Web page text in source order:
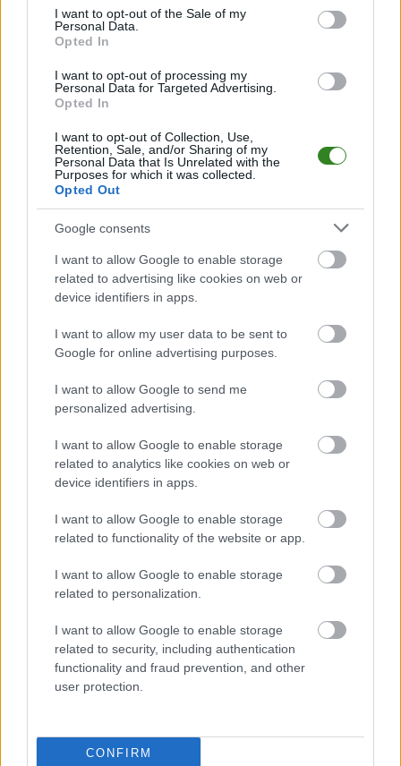
consent section.
I want to opt-out of the Sale of my
Personal Data.
Opted In
I want to opt-out of processing my
Personal Data for Targeted Advertising.
Opted In
I want to opt-out of Collection, Use,
Retention, Sale, and/or Sharing of my
Personal Data that Is Unrelated with the
Purposes for which it was collected.
Opted Out
Google consents
I want to allow Google to enable storage
related to advertising like cookies on web or
device identifiers in apps.
I want to allow my user data to be sent to
Google for online advertising purposes.
I want to allow Google to send me
personalized advertising.
I want to allow Google to enable storage
related to analytics like cookies on web or
device identifiers in apps.
I want to allow Google to enable storage
related to functionality of the website or app.
I want to allow Google to enable storage
related to personalization.
I want to allow Google to enable storage
related to security, including authentication
functionality and fraud prevention, and other
user protection.
CONFIRM
PodkarpacieLive.pl to największa bazameczów lokalnych drużyn
piłkarskichw województwie. Sprawdź nasze relacje, śledź ulubioną ligę i
bądź na bieżąco z wydarzeniami z boisk!
Analiza przed meczem: Szarotka Uherce vs LKS Izdebki
Szarotka Uherce - LKS Izdebki
października 2025. Początek meczu o godz. 15:00.
Szarotka Uherceprzystępuje do tego spotkania w roli gospodarza. Jak
drużyna radzi sobie w sezonie 2025/2026 rozgrywek Krosno > Klasa A, gr.
I przed własną publicznością? Na tej stronie możecie zobaczyć tabelę
uwzględniającą tylko mecze u siebie. W tabeli biorącej pod uwagę tylko
mecze wyjazdowe możecie natomiast sprawdzić jak spisuje się klub
Krosno > Klasa A, gr. I - sytuacja w tabeli
Przed meczami 9. kolejki - Krosno > Klasa A, gr. I gospodarze (Szarotka
10. miejscu.
Poniżej znajdziesz także ostatnie mecze obu drużyn oraz statystyki
Szarotka Uherce vs. LKS Izdebki - relacja, wynik na żywo,
transmisja
Wynik meczu Szarotka Uherce - LKS Izdebki znajdziesz na naszej stronie
zaraz po jego zakończeniu. Jeżeli szukasz informacji meczowych, zajrzyj
Szarotka Uherce vs. LKS Izdebki - wynik, składy, strzelcy
Jeżeli w internecie lub TV dostępna jest
albo innych spotkań Krosno > Klasa
A, gr. I na pewno znajdziesz takie informacje na naszym portalu. Możliwe
jednak, że nigdzie nie pojawi się stream online z tego pojedynku. Śledź
Asseco Resovia| Developres Rzeszów |ITA TOOLS Stal Mielec
Cellfast Wilki Krosno| Texom Stal Rzeszów|Stal Mielec
Motor Lublin|Stal Rzeszów| Stal Stalowa Wola|Wisła Kraków
Resovia|Wieczysta Kraków